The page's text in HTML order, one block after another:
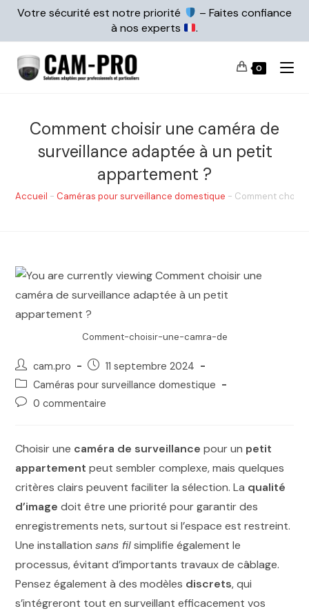
Votre sécurité est notre priorité
– Faites confiance
à nos experts
.
0
Comment choisir une caméra de
surveillance adaptée à un petit
appartement ?
Accueil - Caméras pour surveillance domestique - Comment
Comment-choisir-une-camra-de
cam.pro
11 septembre 2024
Caméras pour surveillance domestique
0 commentaire
Choisir une caméra de surveillance pour un petit
appartement peut sembler complexe, mais quelques
critères clairs peuvent faciliter la sélection. La qualité
d’image doit être une priorité pour garantir des
enregistrements nets, surtout si l’espace est restreint.
Une installationsans filsimplifie également le
processus, évitant d’importants travaux de câblage.
Pensez également à des modèles discrets, qui
s’intégreront tout en surveillant efficacement vos